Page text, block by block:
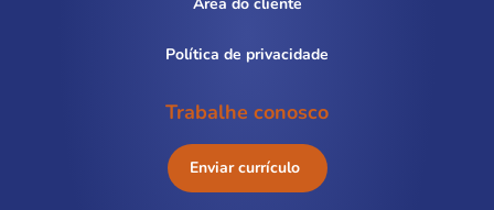
Política de privacidade
Trabalhe conosco
Enviar currículo